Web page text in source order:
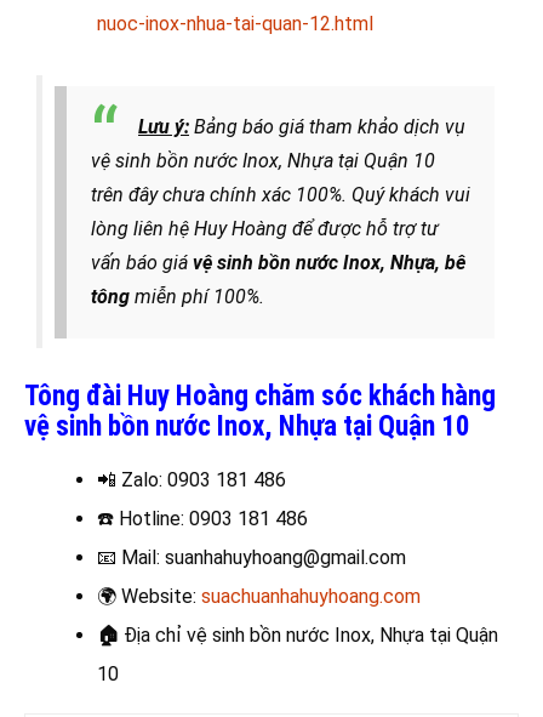
nuoc-inox-nhua-tai-quan-12.html
Lưu ý: Bảng báo giá tham khảo dịch vụ
vệ sinh bồn nước Inox, Nhựa tại Quận 10
trên đây chưa chính xác 100%. Quý khách vui
lòng liên hệ Huy Hoàng để được hỗ trợ tư
vấn báo giá vệ sinh bồn nước Inox, Nhựa, bê
tông miễn phí 100%.
Tông đài Huy Hoàng chăm sóc khách hàng
vệ sinh bồn nước Inox, Nhựa tại Quận 10
📲 Zalo: 0903 181 486
☎️ Hotline: 0903 181 486
📧 Mail: suanhahuyhoang@gmail.com
🌍 Website: suachuanhahuyhoang.com
🏠 Địa chỉ vệ sinh bồn nước Inox, Nhựa tại Quận
10